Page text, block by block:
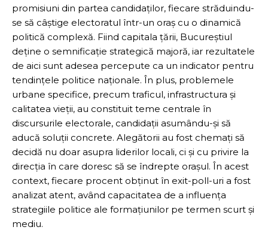
promisiuni din partea candidaților, fiecare străduindu-
se să câștige electoratul într-un oraș cu o dinamică
politică complexă. Fiind capitala țării, Bucureștiul
deține o semnificație strategică majoră, iar rezultatele
de aici sunt adesea percepute ca un indicator pentru
tendințele politice naționale. În plus, problemele
urbane specifice, precum traficul, infrastructura și
calitatea vieții, au constituit teme centrale în
discursurile electorale, candidații asumându-și să
aducă soluții concrete. Alegătorii au fost chemați să
decidă nu doar asupra liderilor locali, ci și cu privire la
direcția în care doresc să se îndrepte orașul. În acest
context, fiecare procent obținut în exit-poll-uri a fost
analizat atent, având capacitatea de a influența
strategiile politice ale formațiunilor pe termen scurt și
mediu.